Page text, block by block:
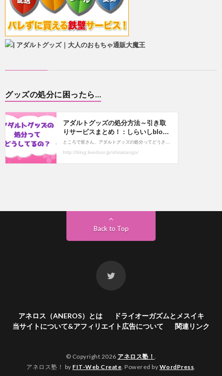
グッズの処分に困ったら…
Back to Top
アネロス（ANEROS）とは
ドライオーガズムとメスイキ
当サイトについて&アフィリエイト広告について
関連リンク
© Copyright 2026 アネロス塾！
アネロス塾！ by FIT-Web Create . Powered by WordPress